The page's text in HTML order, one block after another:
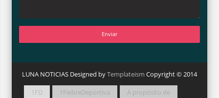
LUNA NOTICIAS Designed byTemplateism Copyright © 2014
1FD 1FiebreDeportiva
A propósito de